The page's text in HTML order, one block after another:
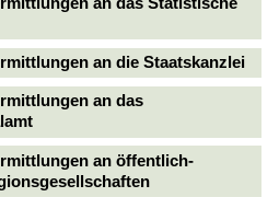
an die Staatskanzlei
an das
an öffentlich-